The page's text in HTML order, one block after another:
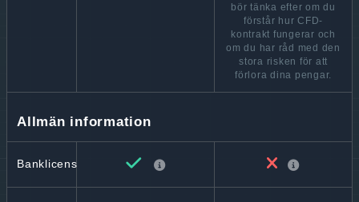
bör tänka efter om du
förstår hur CFD-
kontrakt fungerar och
om du har råd med den
stora risken för att
förlora dina pengar.
Allmän information
Banklicens